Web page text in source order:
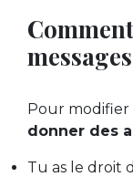
Pour modifier
donner des
Tu as le droit